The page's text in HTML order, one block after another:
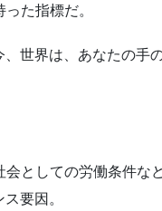
た指標だ。
世界は、あなたの手
としての労働条件な
要因。